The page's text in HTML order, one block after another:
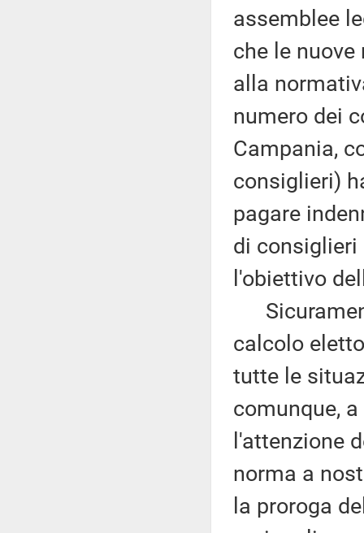
assemblee
che le
alla
numero dei
Campania,
consiglieri)
pagare
di consiglieri
l'obiettivo
calcolo
tutte le
comunque,
l'attenzione
norma a
la proroga